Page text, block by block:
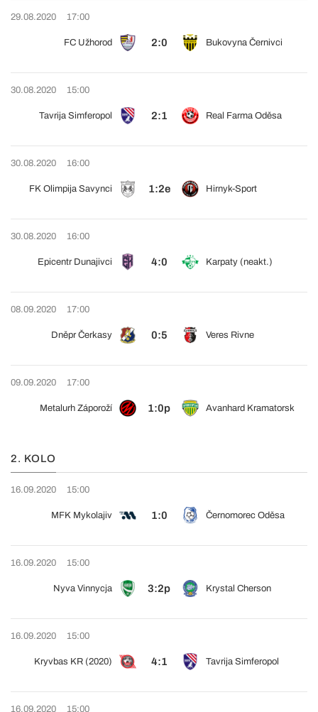
29.08.2020 17:00
FC Užhorod 2:0 Bukovyna Černivci
30.08.2020 15:00
Tavrija Simferopol 2:1 Real Farma Oděsa
30.08.2020 16:00
FK Olimpija Savynci 1:2e Hirnyk-Sport
30.08.2020 16:00
Epicentr Dunajivci 4:0 Karpaty (neakt.)
08.09.2020 17:00
Dněpr Čerkasy 0:5 Veres Rivne
09.09.2020 17:00
Metalurh Záporoží 1:0p Avanhard Kramatorsk
2. KOLO
16.09.2020 15:00
MFK Mykolajiv 1:0 Černomorec Oděsa
16.09.2020 15:00
Nyva Vinnycja 3:2p Krystal Cherson
16.09.2020 15:00
Kryvbas KR (2020) 4:1 Tavrija Simferopol
16.09.2020 15:00